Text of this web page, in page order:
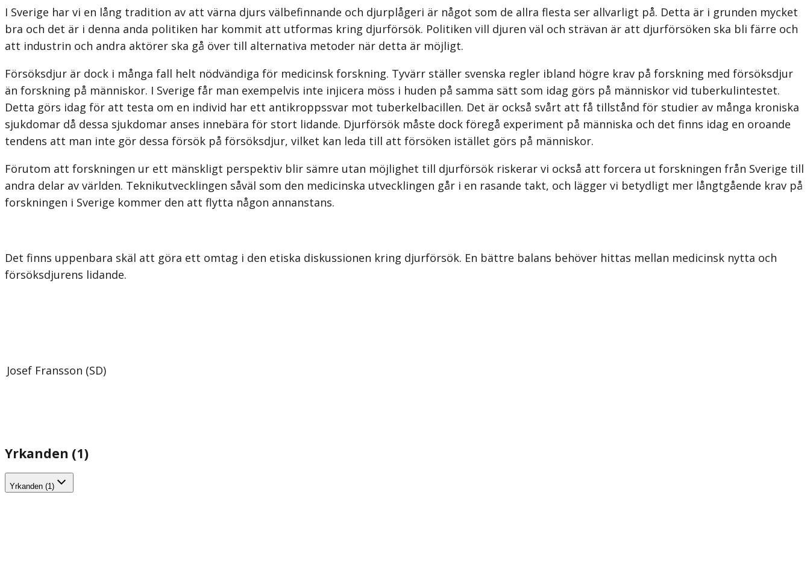
I Sverige har vi en lång tradition av att värna djurs välbefinnande och djurplågeri är något som de allra flesta ser allvarligt på. Detta är i grunden mycket
bra och det är i denna anda politiken har kommit att utformas kring djurförsök. Politiken vill djuren väl och strävan är att djurförsöken ska bli färre och
att industrin och andra aktörer ska gå över till alternativa metoder när detta är möjligt.
Försöksdjur är dock i många fall helt nödvändiga för medicinsk forskning. Tyvärr ställer svenska regler ibland högre krav på forskning med försöksdjur
än forskning på människor. I Sverige får man exempelvis inte injicera möss i huden på samma sätt som idag görs på människor vid tuberkulintestet.
Detta görs idag för att testa om en individ har ett antikroppssvar mot tuberkelbacillen. Det är också svårt att få tillstånd för studier av många kroniska
sjukdomar då dessa sjukdomar anses innebära för stort lidande. Djurförsök måste dock föregå experiment på människa och det finns idag en oroande
tendens att man inte gör dessa försök på försöksdjur, vilket kan leda till att försöken istället görs på människor.
Förutom att forskningen ur ett mänskligt perspektiv blir sämre utan möjlighet till djurförsök riskerar vi också att forcera ut forskningen från Sverige till
andra delar av världen. Teknikutvecklingen såväl som den medicinska utvecklingen går i en rasande takt, och lägger vi betydligt mer långtgående krav på
forskningen i Sverige kommer den att flytta någon annanstans.
Det finns uppenbara skäl att göra ett omtag i den etiska diskussionen kring djurför­sök. En bättre balans behöver hittas mellan medicinsk nytta och
försöksdjurens lidande.
Josef Fransson (SD)
Yrkanden (1)
Yrkanden (1)